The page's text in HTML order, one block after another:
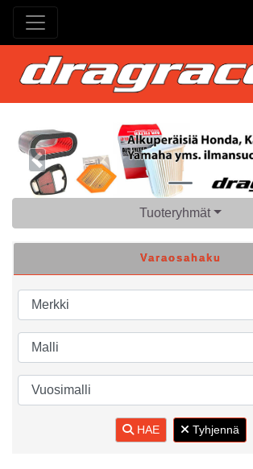
Previous
Tuoteryhmät
Varaosahaku
HAE Tyhjennä